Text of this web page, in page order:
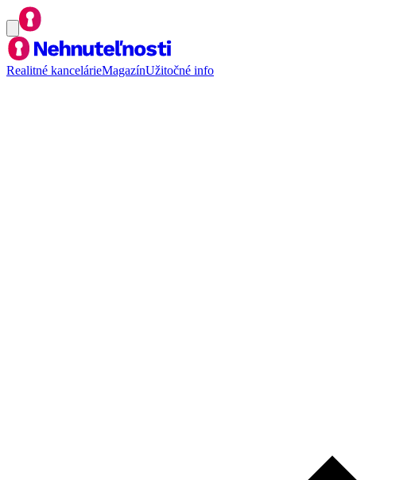
Realitné kancelárieMagazínUžitočné info